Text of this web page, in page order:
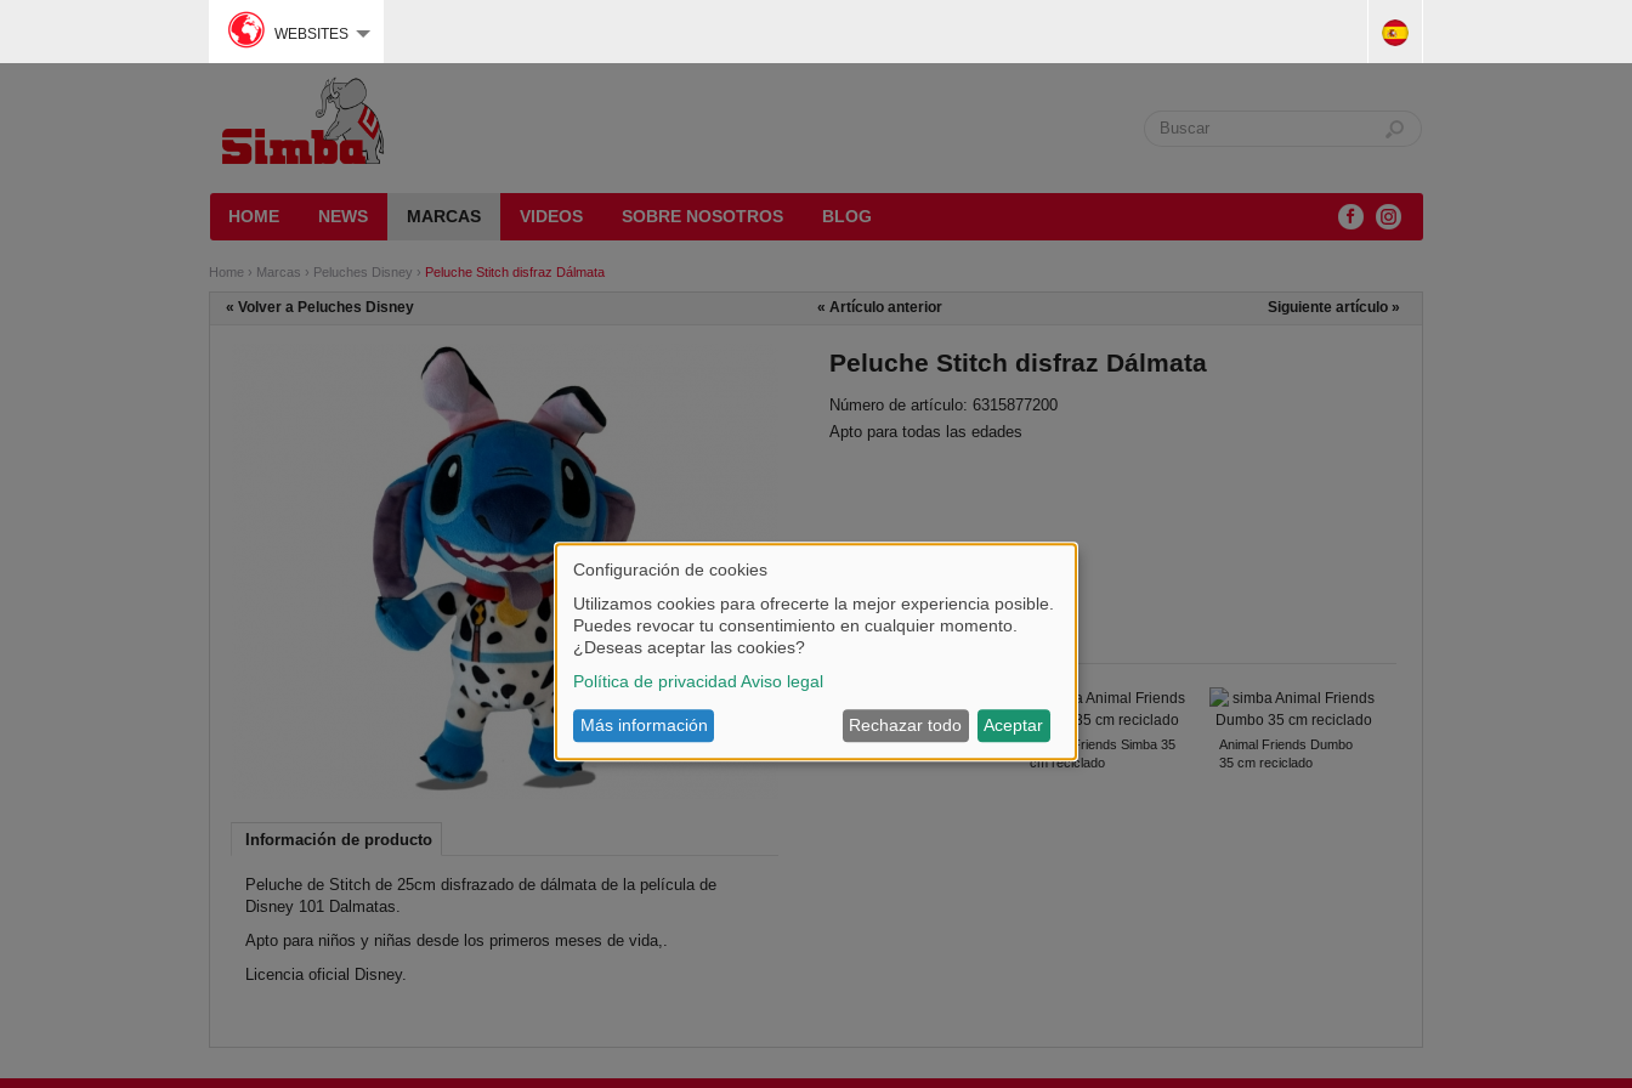
WEBSITES
HOME NEWS MARCAS VIDEOS SOBRE NOSOTROS BLOG
Home › Marcas › Peluches Disney › Peluche Stitch disfraz Dálmata
« Volver a Peluches Disney « Artículo anterior Siguiente artículo »
Información de producto
Peluche de Stitch de 25cm disfrazado de dálmata de la película de
Disney 101 Dalmatas.
Apto para niños y niñas desde los primeros meses de vida,.
Licencia oficial Disney.
Peluche Stitch disfraz Dálmata
Número de artículo: 6315877200
Apto para todas las edades
Peluche Mickey 25 cm
Animal Friends Simba 35
cm reciclado
Animal Friends Dumbo
35 cm reciclado